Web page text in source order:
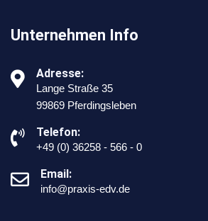
Unternehmen Info
Adresse:
Lange Straße 35
99869 Pferdingsleben
Telefon:
+49 (0) 36258 - 566 - 0
Email:
info@praxis-edv.de